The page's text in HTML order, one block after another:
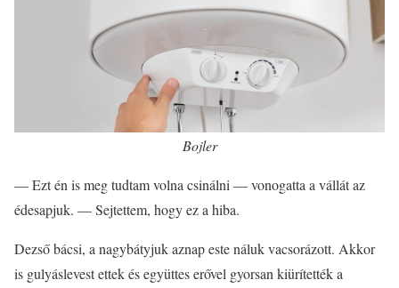
Bojler
— Ezt én is meg tudtam volna csinálni — vonogatta a vállát az
édesapjuk. — Sejtettem, hogy ez a hiba.
Dezső bácsi, a nagybátyjuk aznap este náluk vacsorázott. Akkor
is gulyáslevest ettek és együttes erővel gyorsan kiürítették a